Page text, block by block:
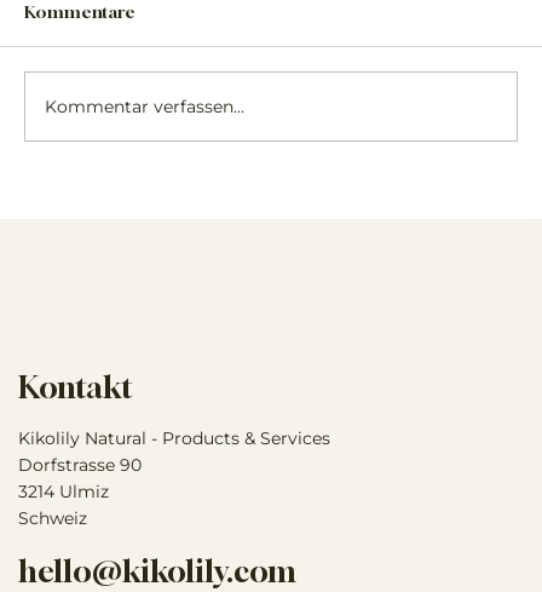
Kommentare
Kommentar verfassen...
Kontakt
Kikolily Natural - Products & Services
Dorfstrasse 90
3214 Ulmiz
Schweiz
hello@kikolily.com